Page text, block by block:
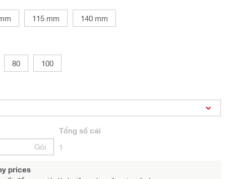
115 mm 140 mm
80 100
Gói
Tổng số cái
1
prices